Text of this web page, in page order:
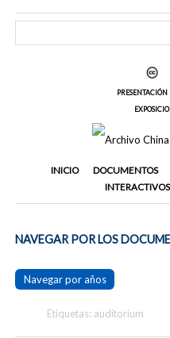
PRESENTACIÓN
INICIO DOCUMENTOS
INTERACTIVOS
NAVEGAR POR LOS
Navegar por años
Etiquetas: auditorium